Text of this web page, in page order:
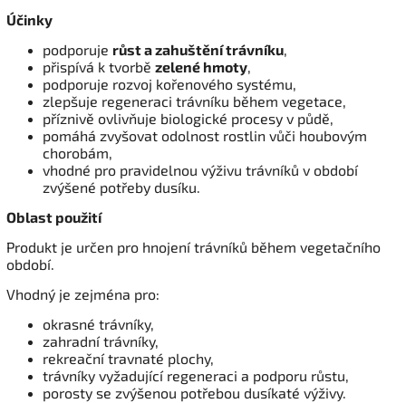
Účinky
podporuje růst a zahuštění trávníku,
přispívá k tvorbě zelené hmoty,
podporuje rozvoj kořenového systému,
zlepšuje regeneraci trávníku během vegetace,
příznivě ovlivňuje biologické procesy v půdě,
pomáhá zvyšovat odolnost rostlin vůči houbovým
chorobám,
vhodné pro pravidelnou výživu trávníků v období
zvýšené potřeby dusíku.
Oblast použití
Produkt je určen pro hnojení trávníků během vegetačního
období.
Vhodný je zejména pro:
okrasné trávníky,
zahradní trávníky,
rekreační travnaté plochy,
trávníky vyžadující regeneraci a podporu růstu,
porosty se zvýšenou potřebou dusíkaté výživy.